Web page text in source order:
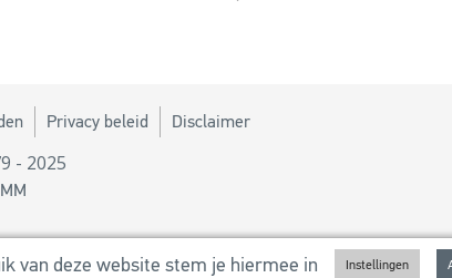
van deze website stem je hiermee in
Privacy beleid Disclaimer
- 2025
MM
BV